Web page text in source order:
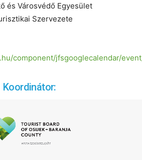
és Városvédő Egyesület
Szervezete
component/jfsgooglecalendar/
Koordinátor: